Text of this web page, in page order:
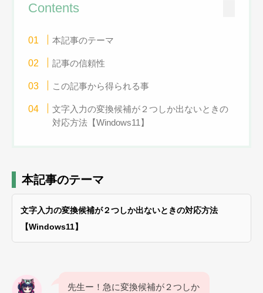
Contents
本記事のテーマ
記事の信頼性
この記事から得られる事
文字入力の変換候補が２つしか出ないときの
対応方法【Windows11】
本記事のテーマ
文字入力の変換候補が２つしか出ないときの対応方法
【Windows11】
先生ー！急に変換候補が２つしか